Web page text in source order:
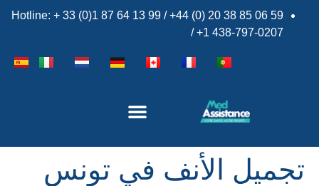
Hotline: + 33 (0)1 87 64 13 99 / +44 (0) 20 38 85 06 59
/ +1 438-797-0207
تجميل الأنف في تونس